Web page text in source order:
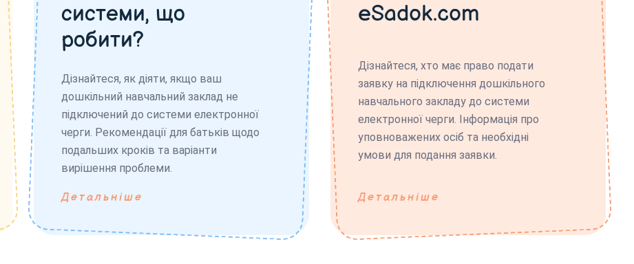
системи, що
робити?
Дізнайтеся, як діяти, якщо ваш
дошкільний навчальний заклад не
підключений до системи електронної
черги. Рекомендації для батьків щодо
подальших кроків та варіанти
вирішення проблеми.
Детальніше
eSadok.com
Дізнайтеся, хто має право подати
заявку на підключення дошкільного
навчального закладу до системи
електронної черги. Інформація про
уповноважених осіб та необхідні
умови для подання заявки.
Детальніше